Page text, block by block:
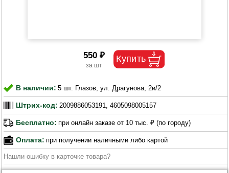
550 ₽
В наличии: 5 шт. Глазов, ул. Драгунова, 2и/2
Штрих-код: 2009886053191, 4605098005157
Бесплатно: при онлайн заказе от 10 тыс. ₽ (по городу)
Оплата: при получении наличными либо картой
Нашли ошибку в карточке товара?